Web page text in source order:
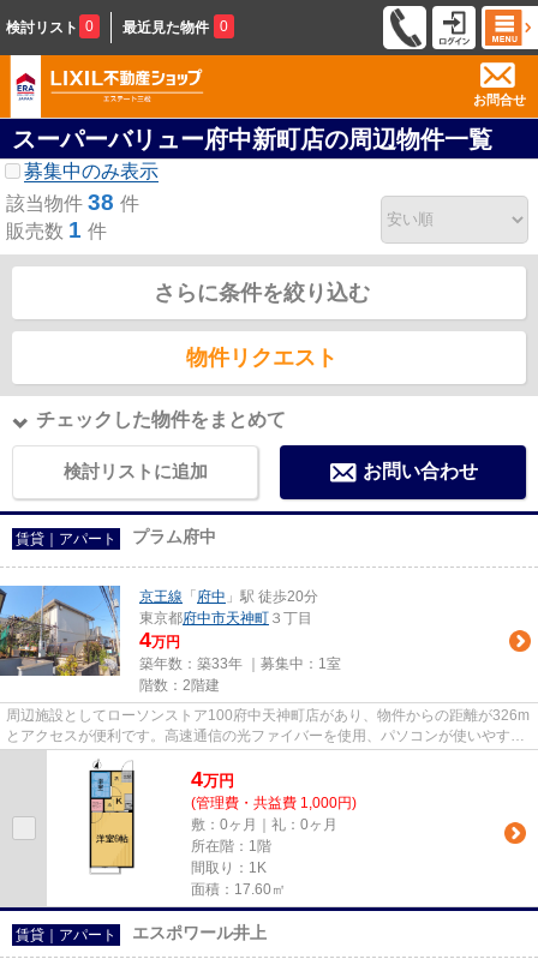
検討リスト 0 最近見た物件 0
お問合せ
スーパーバリュー府中新町店の周辺物件一覧
募集中のみ表示
該当物件 38 件
販売数 1 件
さらに条件を絞り込む
物件リクエスト
チェックした物件をまとめて
検討リストに追加 お問い合わせ
賃貸｜アパート プラム府中
京王線 「 府中 」駅 徒歩20分
東京都府中市天神町 ３丁目
4万円
築年数：築33年 ｜募集中： 1室
階数：2階建
周辺施設としてローソンストア100府中天神町店があり、物件からの距離が326m
とアクセスが便利です。高速通信の光ファイバーを使用、パソコンが使いやすい
です。家から出ていただくと、...
4万円
(管理費・共益費 1,000円)
敷：0ヶ月｜礼：0ヶ月
所在階：1階
間取り：1K
面積：17.60㎡
賃貸｜アパート エスポワール井上